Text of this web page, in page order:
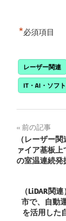
*必須項目
レーザー関連
IT・AI・ソフ
投
稿
ナ
ビ
ゲ
前の記事
（レーザー
ァイア基板上
の室温連続発
（LiDAR関
市で、自動
を活用した